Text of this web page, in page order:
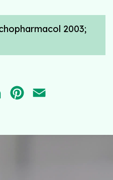
2003;
LINKEDINPINTEREST